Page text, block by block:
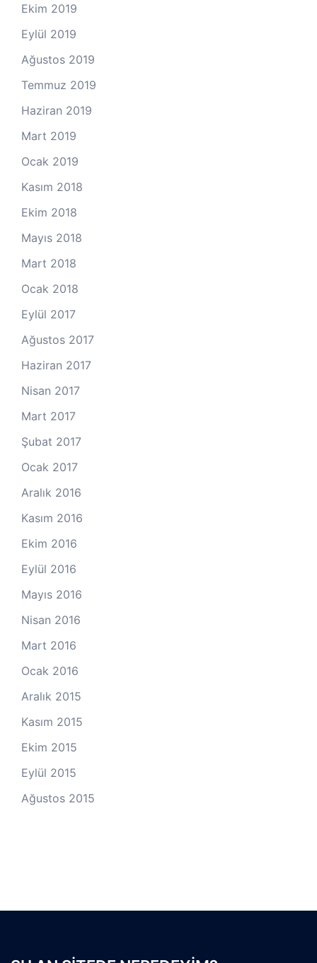
Ekim 2019
Eylül 2019
Ağustos 2019
Temmuz 2019
Haziran 2019
Mart 2019
Ocak 2019
Kasım 2018
Ekim 2018
Mayıs 2018
Mart 2018
Ocak 2018
Eylül 2017
Ağustos 2017
Haziran 2017
Nisan 2017
Mart 2017
Şubat 2017
Ocak 2017
Aralık 2016
Kasım 2016
Ekim 2016
Eylül 2016
Mayıs 2016
Nisan 2016
Mart 2016
Ocak 2016
Aralık 2015
Kasım 2015
Ekim 2015
Eylül 2015
Ağustos 2015